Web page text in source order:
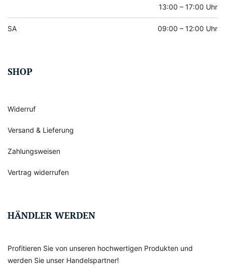
13:00 – 17:00 Uhr
SA 09:00 – 12:00 Uhr
SHOP
Widerruf
Versand & Lieferung
Zahlungsweisen
Vertrag widerrufen
HÄNDLER WERDEN
Profitieren Sie von unseren hochwertigen Produkten und
werden Sie unser Handelspartner!